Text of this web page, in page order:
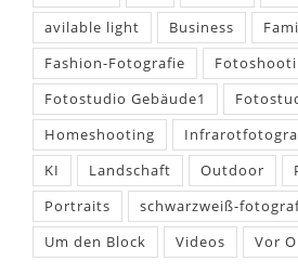
avilable light
Business
Fashion-Fotografie
Fotostudio Gebäude1
Homeshooting
KI
Landschaft Outdoor
Portraits
schwarzweiß-
Um den Block
Videos Vor